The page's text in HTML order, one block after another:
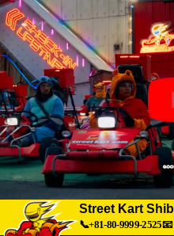
Street Kart
📞+81-80-9999-2525📧